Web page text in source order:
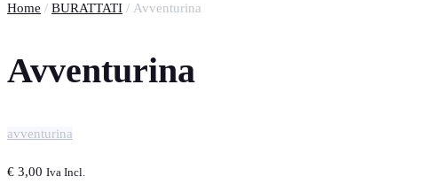
Home / BURATTATI / Avventurina
Avventurina
avventurina
€ 3,00 Iva Incl.